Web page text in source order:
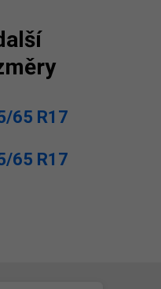
65 R17
65 R17